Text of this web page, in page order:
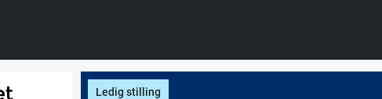
Ledig stilling